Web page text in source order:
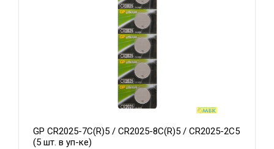
GP CR2025-7C(R)5 / CR2025-8C(R)5 / CR2025-2C5
(5 шт. в уп-ке)